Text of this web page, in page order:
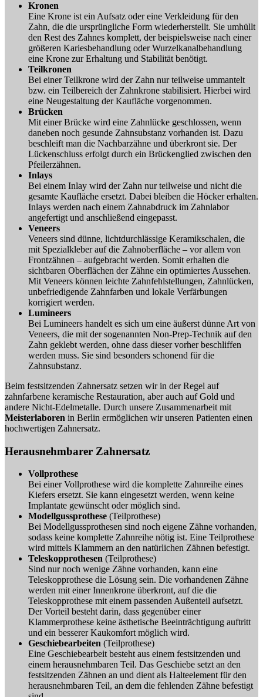
Kronen
Eine Krone ist ein Aufsatz oder eine Verkleidung für den
Zahn, die die ursprüngliche Form wiederherstellt. Sie umhüllt
den Rest des Zahnes komplett, der beispielsweise nach einer
größeren Kariesbehandlung oder Wurzelkanalbehandlung
eine Krone zur Erhaltung und Stabilität benötigt.
Teilkronen
Bei einer Teilkrone wird der Zahn nur teilweise ummantelt
bzw. ein Teilbereich der Zahnkrone stabilisiert. Hierbei wird
eine Neugestaltung der Kaufläche vorgenommen.
Brücken
Mit einer Brücke wird eine Zahnlücke geschlossen, wenn
daneben noch gesunde Zahnsubstanz vorhanden ist. Dazu
beschleift man die Nachbarzähne und überkront sie. Der
Lückenschluss erfolgt durch ein Brückenglied zwischen den
Pfeilerzähnen.
Inlays
Bei einem Inlay wird der Zahn nur teilweise und nicht die
gesamte Kaufläche ersetzt. Dabei bleiben die Höcker erhalten.
Inlays werden nach einem Zahnabdruck im Zahnlabor
angefertigt und anschließend eingepasst.
Veneers
Veneers sind dünne, lichtdurchlässige Keramikschalen, die
mit Spezialkleber auf die Zahnoberfläche – vor allem von
Frontzähnen – aufgebracht werden. Somit erhalten die
sichtbaren Oberflächen der Zähne ein optimiertes Aussehen.
Mit Veneers können leichte Zahnfehlstellungen, Zahnlücken,
unbefriedigende Zahnfarben und lokale Verfärbungen
korrigiert werden.
Lumineers
Bei Lumineers handelt es sich um eine äußerst dünne Art von
Veneers, die mit der sogenannten Non-Prep-Technik auf den
Zahn geklebt werden, ohne dass dieser vorher beschliffen
werden muss. Sie sind besonders schonend für die
Zahnsubstanz.
Beim festsitzenden Zahnersatz setzen wir in der Regel auf
zahnfarbene keramische Restauration, aber auch auf Gold und
andere Nicht-Edelmetalle. Durch unsere Zusammenarbeit mit
Meisterlaboren in Berlin ermöglichen wir unseren Patienten einen
hochwertigen Zahnersatz.
Herausnehmbarer Zahnersatz
Vollprothese
Bei einer Vollprothese wird die komplette Zahnreihe eines
Kiefers ersetzt. Sie kann eingesetzt werden, wenn keine
Implantate gewünscht oder möglich sind.
Modellgussprothese (Teilprothese)
Bei Modellgussprothesen sind noch eigene Zähne vorhanden,
sodass keine komplette Zahnreihe nötig ist. Eine Teilprothese
wird mittels Klammern an den natürlichen Zähnen befestigt.
Teleskopprothesen (Teilprothese)
Sind nur noch wenige Zähne vorhanden, kann eine
Teleskopprothese die Lösung sein. Die vorhandenen Zähne
werden mit einer Innenkrone überkront, auf die die
Teleskopprothese mit einem passenden Außenteil aufsetzt.
Der Vorteil besteht darin, dass gegenüber einer
Klammerprothese keine ästhetische Beeinträchtigung auftritt
und ein besserer Kaukomfort möglich wird.
Geschiebearbeiten (Teilprothese)
Eine Geschiebearbeit besteht aus einem festsitzenden und
einem herausnehmbaren Teil. Das Geschiebe setzt an den
festsitzenden Zähnen an und dient als Halteelement für den
herausnehmbaren Teil, an dem die fehlenden Zähne befestigt